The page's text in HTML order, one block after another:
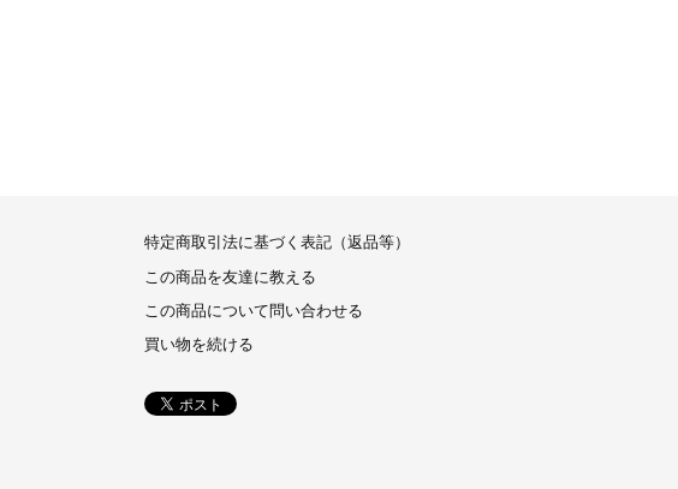
特定商取引法に基づく表記（返品等）
この商品を友達に教える
この商品について問い合わせる
買い物を続ける